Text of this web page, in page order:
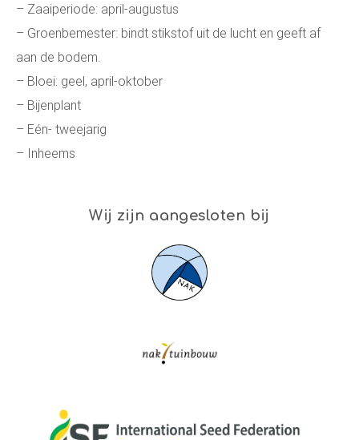
– Zaaiperiode: april-augustus
– Groenbemester: bindt stikstof uit de lucht en geeft af
aan de bodem.
– Bloei: geel, april-oktober
– Bijenplant
– Eén- tweejarig
– Inheems
Wij zijn aangesloten bij